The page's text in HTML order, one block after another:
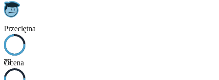
Przeciętna
72
Ocena